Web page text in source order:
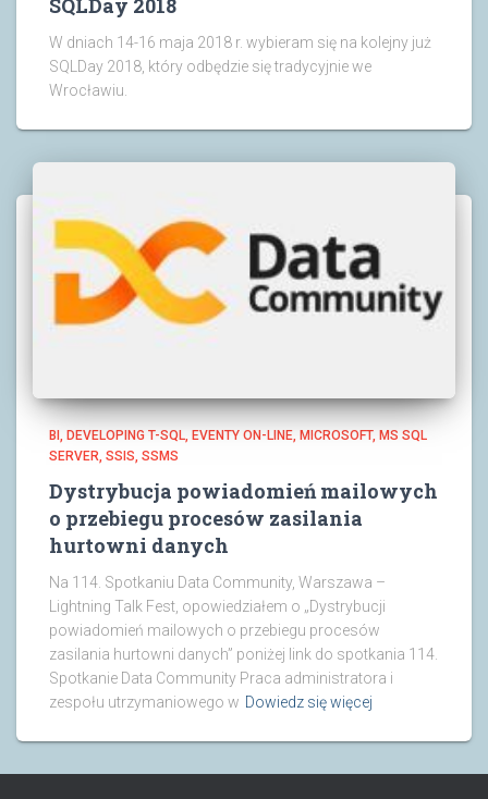
SQLDay 2018
W dniach 14-16 maja 2018 r. wybieram się na kolejny już
SQLDay 2018, który odbędzie się tradycyjnie we
Wrocławiu.
BI DEVELOPING T-SQL EVENTY ON-LINE MICROSOFT MS SQL
SERVER SSIS SSMS
Dystrybucja powiadomień mailowych
o przebiegu procesów zasilania
hurtowni danych
Na 114. Spotkaniu Data Community, Warszawa –
Lightning Talk Fest, opowiedziałem o „Dystrybucji
powiadomień mailowych o przebiegu procesów
zasilania hurtowni danych” poniżej link do spotkania 114.
Spotkanie Data Community Praca administratora i
zespołu utrzymaniowego w Dowiedz się więcej